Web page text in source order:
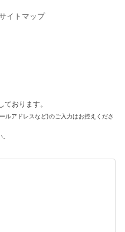
イトマップ
おります。
ルアドレスなど)のご入力はお控えくださ